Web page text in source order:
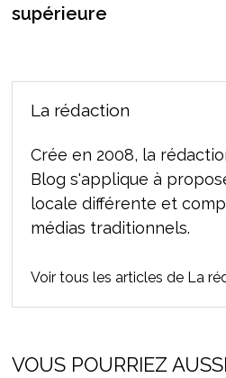
supérieure
La rédaction
Crée en 2008, la
Blog s'applique à
locale différente et
médias traditionnels.
Voir tous les articles de La
VOUS POURRIEZ